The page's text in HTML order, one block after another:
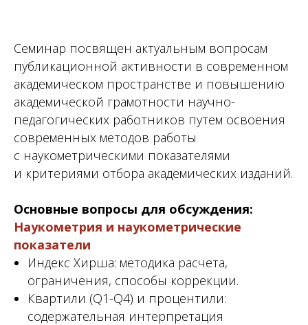
Семинар посвящен актуальным вопросам
публикационной активности в современном
академическом пространстве и повышению
академической грамотности научно-
педагогических работников путем освоения
современных методов работы
с наукометрическими показателями
и критериями отбора академических изданий.
Основные вопросы для обсуждения:
Наукометрия и наукометрические
показатели
Индекс Хирша: методика расчета,
ограничения, способы коррекции.
Квартили (Q1-Q4) и процентили:
содержательная интерпретация